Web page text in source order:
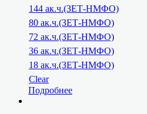
144 ак.ч.(ЗЕТ-НМФО)
80 ак.ч.(ЗЕТ-НМФО)
72 ак.ч.(ЗЕТ-НМФО)
36 ак.ч.(ЗЕТ-НМФО)
18 ак.ч.(ЗЕТ-НМФО)
Clear
Подробнее